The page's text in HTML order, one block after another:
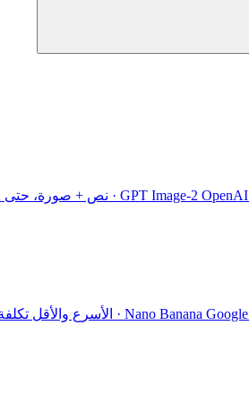
GPT Image-2 OpenAI · نص + صورة، حتى 4K
Nano Banana Google · الأسرع والأقل تكلفة